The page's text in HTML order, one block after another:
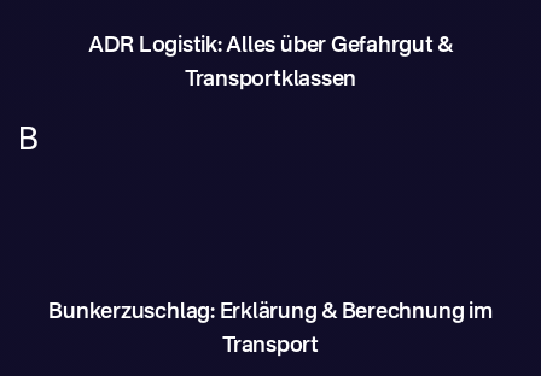
ADR Logistik: Alles über Gefahrgut &
Transportklassen
B
Bunkerzuschlag: Erklärung & Berechnung im
Transport